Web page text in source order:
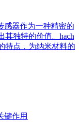
感器作为一种精密的
其独特的价值。hach
特点，为纳米材料的
键作用